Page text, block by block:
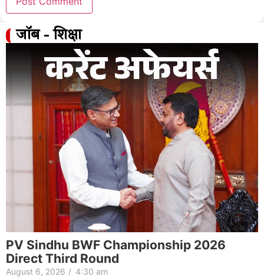
जॉब - शिक्षा
PV Sindhu BWF Championship 2026
Direct Third Round
August 6, 2026 / 4:30 am